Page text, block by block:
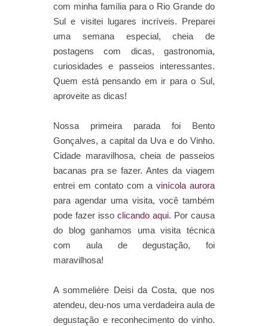
com minha família para o Rio Grande do
Sul e visitei lugares incríveis. Preparei
uma semana especial, cheia de
postagens com dicas, gastronomia,
curiosidades e passeios interessantes.
Quem está pensando em ir para o Sul,
aproveite as dicas!
Nossa primeira parada foi Bento
Gonçalves, a capital da Uva e do Vinho.
Cidade maravilhosa, cheia de passeios
bacanas pra se fazer. Antes da viagem
entrei em contato com a vinícola aurora
para agendar uma visita, você também
pode fazer isso clicando aqui. Por causa
do blog ganhamos uma visita técnica
com aula de degustação, foi
maravilhosa!
A sommelière Deisi da Costa, que nos
atendeu, deu-nos uma verdadeira aula de
degustação e reconhecimento do vinho.